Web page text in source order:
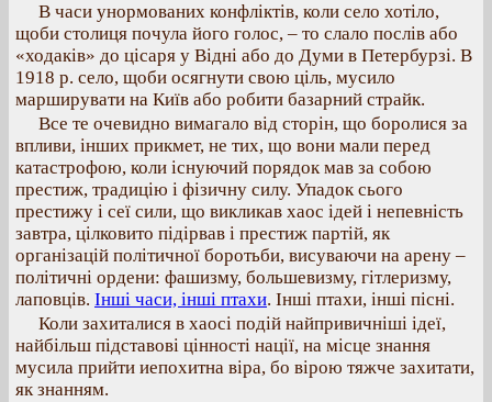
В часи унормованих конфліктів, коли село хотіло,
щоби столиця почула його голос, – то слало послів або
«ходаків» до цісаря у Відні або до Думи в Петербурзі. В
1918 р. село, щоби осягнути свою ціль, мусило
марширувати на Київ або робити базарний страйк.
Все те очевидно вимагало від сторін, що боролися за
впливи, інших прикмет, не тих, що вони мали перед
катастрофою, коли існуючий порядок мав за собою
престиж, традицію і фізичну силу. Упадок сього
престижу і сеї сили, що викликав хаос ідей і непевність
завтра, цілковито підірвав і престиж партій, як
організацій політичної боротьби, висуваючи на арену –
політичні ордени: фашизму, большевизму, гітлеризму,
лаповців. Інші часи, інші птахи. Інші птахи, інші пісні.
Коли захиталися в хаосі подій найпривичніші ідеї,
найбільш підставові цінності нації, на місце знання
мусила прийти иепохитна віра, бо вірою тяжче захитати,
як знанням.